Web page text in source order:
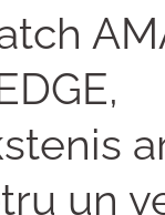
un